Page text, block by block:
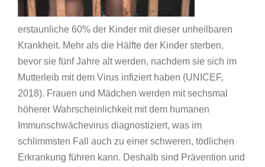
erstaunliche 60% der Kinder mit dieser unheilbaren
Krankheit. Mehr als die Hälfte der Kinder sterben,
bevor sie fünf Jahre alt werden, nachdem sie sich im
Mutterleib mit dem Virus infiziert haben (UNICEF,
2018). Frauen und Mädchen werden mit sechsmal
höherer Wahrscheinlichkeit mit dem humanen
Immunschwächevirus diagnostiziert, was im
schlimmsten Fall auch zu einer schweren, tödlichen
Erkrankung führen kann. Deshalb sind Prävention und